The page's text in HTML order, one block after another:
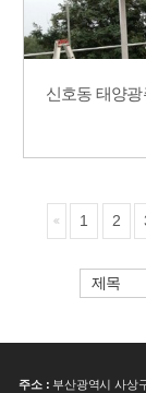
1 2
제목
주소 :부산광역시 사상